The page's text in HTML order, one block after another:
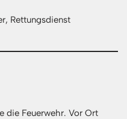
Rettungsdienst
die Feuerwehr. Vor Ort